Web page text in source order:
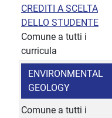
CREDITI A SCELTA
DELLO STUDENTE
Comune a tutti i
curricula
ENVIRONMENTAL
GEOLOGY
Comune a tutti i